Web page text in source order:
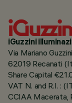
iGuzzini
Via Mariano
62019 Recanati
Share Capital
VAT N. and R.I. :
CCIAA Macerata,